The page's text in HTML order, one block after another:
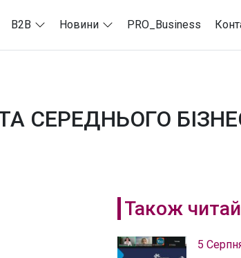
B2B Новини PRO_Business
СЕРЕДНЬОГО
Також
5